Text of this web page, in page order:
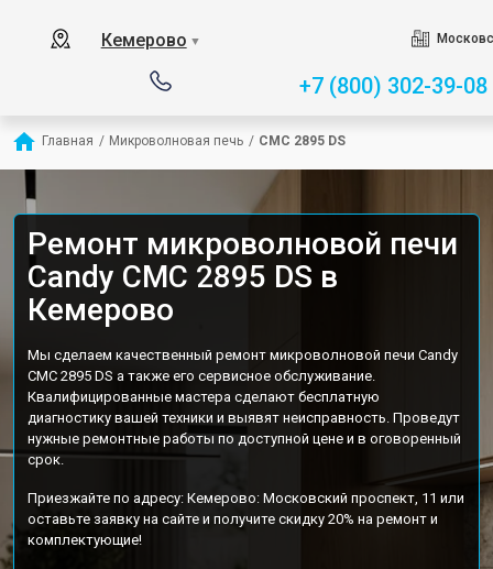
Кемерово ▼
+7 (800) 302-39-08
Главная / Микроволновая печь / CMC 2895 DS
Ремонт микроволновой печи
Candy CMC 2895 DS в
Кемерово
Мы сделаем качественный ремонт микроволновой печи Candy
CMC 2895 DS а также его сервисное обслуживание.
Квалифицированные мастера сделают бесплатную
диагностику вашей техники и выявят неисправность. Проведут
нужные ремонтные работы по доступной цене и в оговоренный
срок.
Приезжайте по адресу: Кемерово: Московский проспект, 11 или
оставьте заявку на сайте и получите скидку 20% на ремонт и
комплектующие!